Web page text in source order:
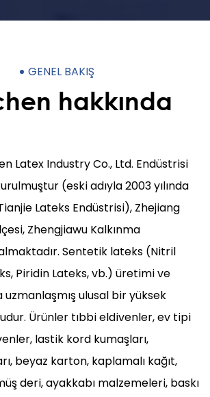
GENEL BAKIŞ
hakkında
Latex Industry Co., Ltd. Endüstrisi
(eski adıyla 2003 yılında
Lateks Endüstrisi), Zhejiang
Zhengjiawu Kalkınma
Sentetik lateks (Nitril
Piridin Lateks, vb.) üretimi ve
uzmanlaşmış ulusal bir yüksek
Ürünler tıbbi eldivenler, ev tipi
lastik kord kumaşları,
beyaz karton, kaplamalı kağıt,
deri, ayakkabı malzemeleri, baskı